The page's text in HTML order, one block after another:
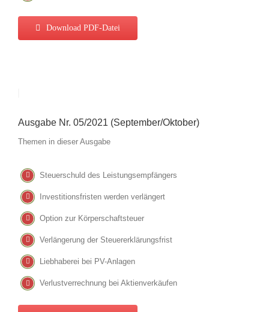
Download PDF-Datei
Ausgabe Nr. 05/2021 (September/Oktober)
Themen in dieser Ausgabe
Steuerschuld des Leistungsempfängers
Investitionsfristen werden verlängert
Option zur Körperschaftsteuer
Verlängerung der Steuererklärungsfrist
Liebhaberei bei PV-Anlagen
Verlustverrechnung bei Aktienverkäufen